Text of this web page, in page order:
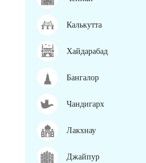
Калькутта
Хайдарабад
Бангалор
Чандигарх
Лакхнау
Джайпур